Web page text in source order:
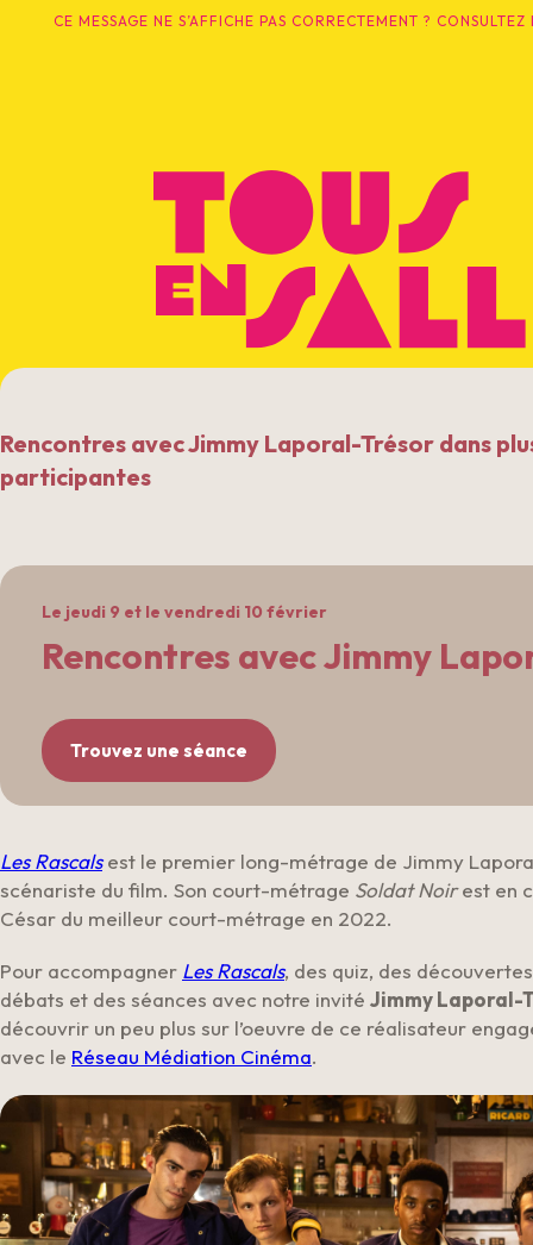
CE MESSAGE NE S’AFFICHE PAS CORRECTEMENT ?
Rencontres avec Jimmy Laporal-Trésor dans
participantes
Le jeudi 9 et le vendredi 10 février
Rencontres avec Jimmy
Trouvez une séance
Les Rascals est le premier long-métrage de Jimmy
scénariste du film. Son court-métrage Soldat Noirest en
César du meilleur court-métrage en 2022.
Pour accompagner Les Rascals, des quiz, des
débats et des séances avec notre invité Jimmy Laporal-
découvrir un peu plus sur l’oeuvre de ce réalisateur
avec le Réseau Médiation Cinéma.